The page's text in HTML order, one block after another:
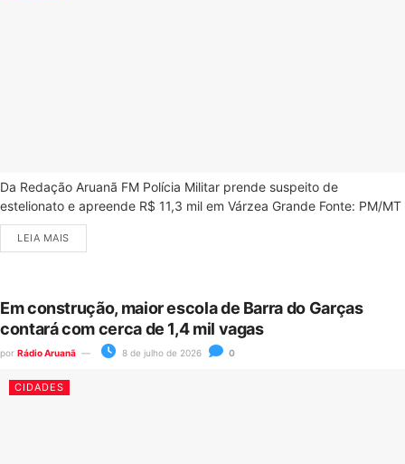
Da Redação Aruanã FM Polícia Militar prende suspeito de
estelionato e apreende R$ 11,3 mil em Várzea Grande Fonte: PM/MT
LEIA MAIS
Em construção, maior escola de Barra do Garças
contará com cerca de 1,4 mil vagas
por Rádio Aruanã 8 de julho de 2026 0
CIDADES